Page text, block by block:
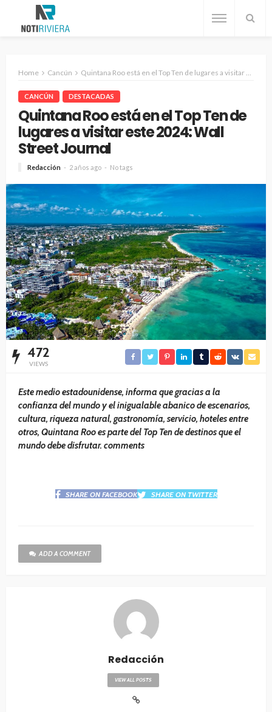
Home Cancún Quintana Roo está en el Top Ten de lugares a visitar este 2024: Wall Street Journal
CANCÚN DESTACADAS
Quintana Roo está en el Top Ten de
lugares a visitar este 2024: Wall
Street Journal
Redacción 2 años ago No tags
472
VIEWS
Este medio estadounidense, informa que gracias a la
confianza del mundo y el inigualable abanico de escenarios,
cultura, riqueza natural, gastronomía, servicio, hoteles entre
otros, Quintana Roo es parte del Top Ten de destinos que el
mundo debe disfrutar. comments
SHARE ON FACEBOOK SHARE ON TWITTER
ADD A COMMENT
Redacción
VIEW ALL POSTS